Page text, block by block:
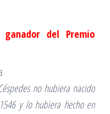
ganador del Premio
no hubiera nacido
y lo hubiera hecho en